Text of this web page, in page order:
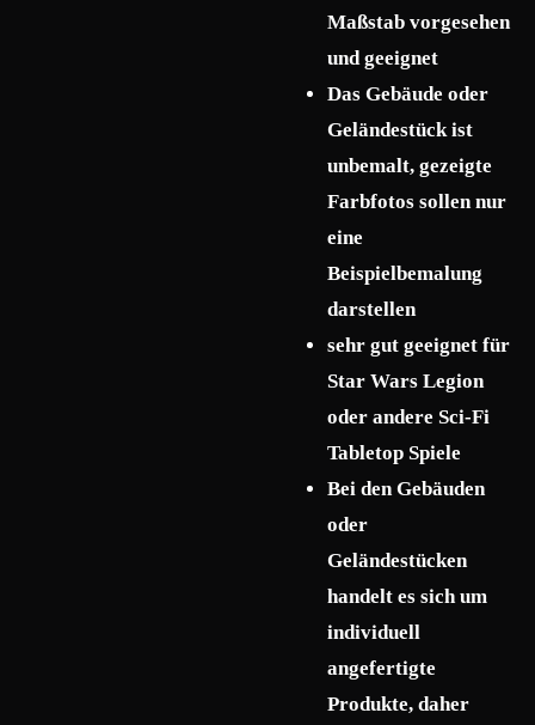
Maßstab vorgesehen
und geeignet
Das Gebäude oder
Geländestück ist
unbemalt, gezeigte
Farbfotos sollen nur
eine
Beispielbemalung
darstellen
sehr gut geeignet für
Star Wars Legion
oder andere Sci-Fi
Tabletop Spiele
Bei den Gebäuden
oder
Geländestücken
handelt es sich um
individuell
angefertigte
Produkte, daher